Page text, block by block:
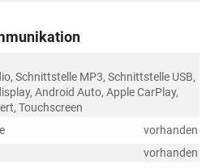
Schnittstelle MP3, Schnittstelle USB,
Android Auto, Apple CarPlay,
Touchscreen
vorhanden
vorhanden